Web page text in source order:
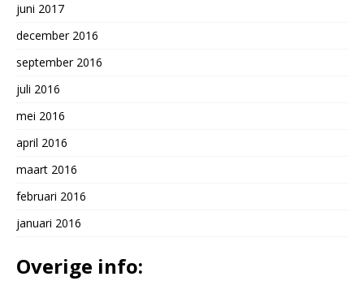
juni 2017
december 2016
september 2016
juli 2016
mei 2016
april 2016
maart 2016
februari 2016
januari 2016
Overige info: